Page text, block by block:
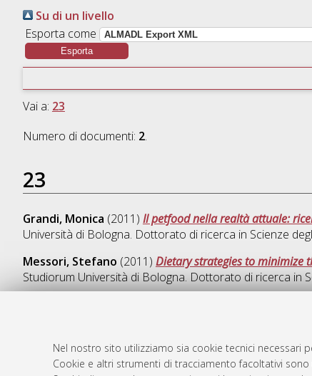
Nel nostro sito utilizziamo sia cookie tecnici necessari
Cookie e altri strumenti di tracciamento facoltativi
Su di un livello
Esporta come
Vai a: 23
Numero di documenti: 2.
23
Grandi, Monica (2011) Il petfood nella realtà attuale:
Università di Bologna. Dottorato di ricerca in Scienze
Messori, Stefano (2011) Dietary strategies to minimize
Studiorum Università di Bologna. Dottorato di ricerca in
Atom
AMS
ISSN: